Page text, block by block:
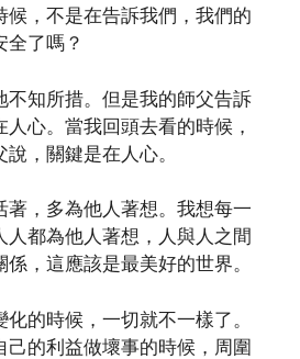
候，不是在告訴我們，我們的
全了嗎？
不知所措。但是我的師父告訴
心。當我回頭去看的時候，
，關鍵是在人心。
著，多為他人著想。我想每一
人都為他人著想，人與人之間
，這應該是最美好的世界。
的時候，一切就不一樣了。
己的利益做壞事的時候，周圍